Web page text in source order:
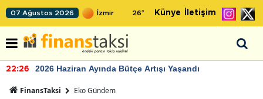
07 Ağustos 2026 26° Künye İletişim
22:26 2026 Haziran Ayında Bütçe Artışı Yaşandı
FinansTaksi Eko Gündem